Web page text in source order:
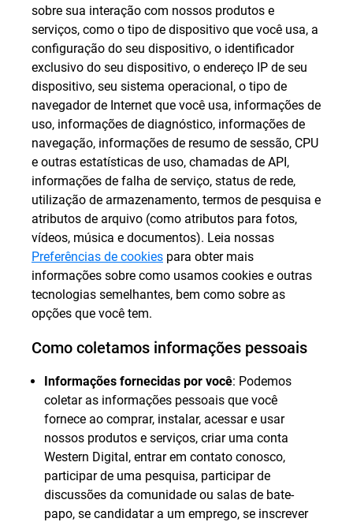
sobre sua interação com nossos produtos e
serviços, como o tipo de dispositivo que você usa, a
configuração do seu dispositivo, o identificador
exclusivo do seu dispositivo, o endereço IP de seu
dispositivo, seu sistema operacional, o tipo de
navegador de Internet que você usa, informações de
uso, informações de diagnóstico, informações de
navegação, informações de resumo de sessão, CPU
e outras estatísticas de uso, chamadas de API,
informações de falha de serviço, status de rede,
utilização de armazenamento, termos de pesquisa e
atributos de arquivo (como atributos para fotos,
vídeos, música e documentos). Leia nossas
Preferências de cookies para obter mais
informações sobre como usamos cookies e outras
tecnologias semelhantes, bem como sobre as
opções que você tem.
Como coletamos informações pessoais
Informações fornecidas por você: Podemos
coletar as informações pessoais que você
fornece ao comprar, instalar, acessar e usar
nossos produtos e serviços, criar uma conta
Western Digital, entrar em contato conosco,
participar de uma pesquisa, participar de
discussões da comunidade ou salas de bate-
papo, se candidatar a um emprego, se inscrever